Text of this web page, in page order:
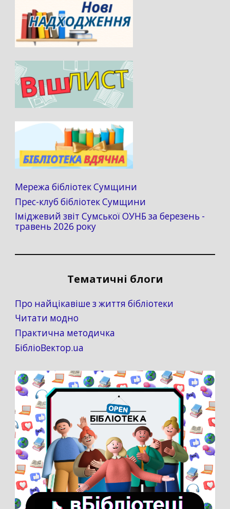
Мережа бібліотек Сумщини
Прес-клуб бібліотек Сумщини
Іміджевий звіт Сумської ОУНБ за березень -
травень 2026 року
Тематичні блоги
Про найцікавіше з життя бібліотеки
Читати модно
Практична методичка
БібліоВектор.ua